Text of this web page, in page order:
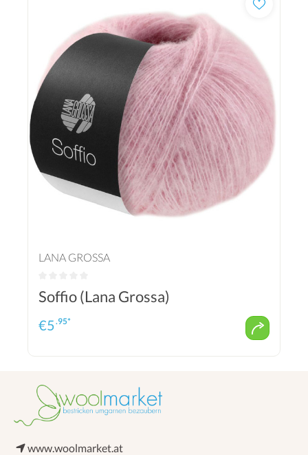
LANA GROSSA
Soffio (Lana Grossa)
€5.95*
www.woolmarket.at